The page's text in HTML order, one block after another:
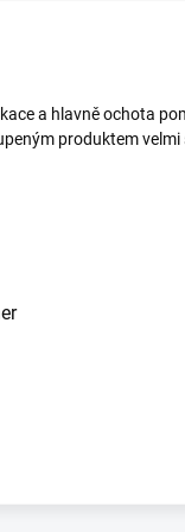
a hlavně ochota
produktem velmi